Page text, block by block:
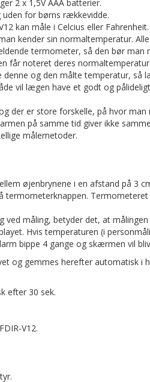
2 x 1,5V AAA batterier.
for børns rækkevidde.
kan måle i Celcius eller Fahrenheit.
kender sin normaltemperatur.
termometer, så den bør man
får noteret deres
og den målte temperatur, så
vil lægen have et godt og
der er store forskelle, på hvor man
på samme tid giver ikke
målemetoder.
øjenbrynene i en afstand på 3
termometerknappen.
ved måling, betyder det, at
Hvis temperaturen (i
bippe 4 gange og skærmen vil
og gemmes herefter automatisk i
efter 30 sek.
V12.